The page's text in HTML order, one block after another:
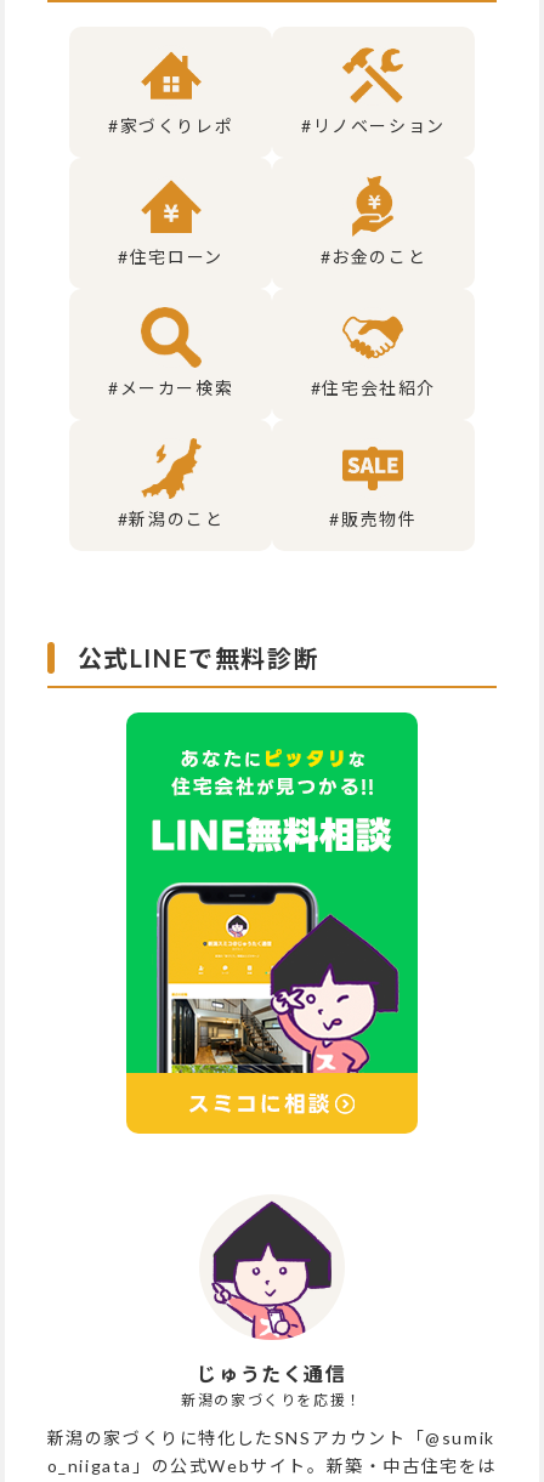
じゅうたく通信
新潟の家づくりを応援！
新潟の家づくりに特化したSNSアカウント「@sumik
o_niigata」の公式Webサイト。新築・中古住宅をは
公式LINEで無料診断
#家づくりレポ #リノベーション
#住宅ローン #お金のこと
#メーカー検索 #住宅会社紹介
#新潟のこと #販売物件